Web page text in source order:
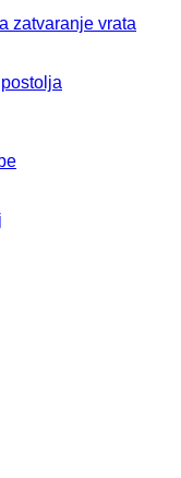
zatvaranje vrata